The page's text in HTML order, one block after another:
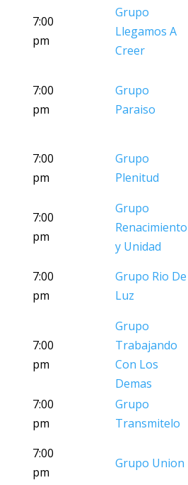
7:00
pm
Grupo
Llegamos A
Creer
7:00
pm
Grupo
Paraiso
7:00
pm
Grupo
Plenitud
7:00
pm
Grupo
Renacimiento
y Unidad
7:00
pm
Grupo Rio De
Luz
7:00
pm
Grupo
Trabajando
Con Los
Demas
7:00
pm
Grupo
Transmitelo
7:00
pm
Grupo Union